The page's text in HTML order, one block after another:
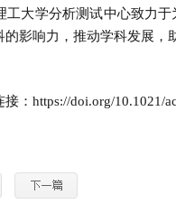
大学分析测试中心致力于
的影响力，推动学科发展，
：https://doi.org/10.1021/